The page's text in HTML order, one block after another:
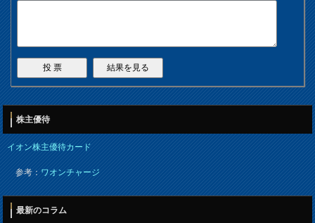
株主優待
イオン株主優待カード
参考：ワオンチャージ
最新のコラム